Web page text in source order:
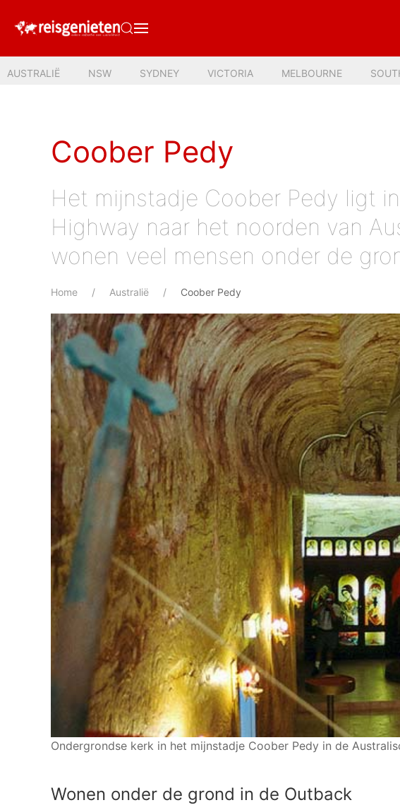
AUSTRALIË NSW SYDNEY VICTORIA MELBOURNE
Coober Pedy
Het mijnstadje Coober Pedy ligt
Highway naar het noorden van
wonen veel mensen onder de
Home Australië Coober Pedy
Ondergrondse kerk in het mijnstadje Coober Pedy in de
Wonen onder de grond in de Outback